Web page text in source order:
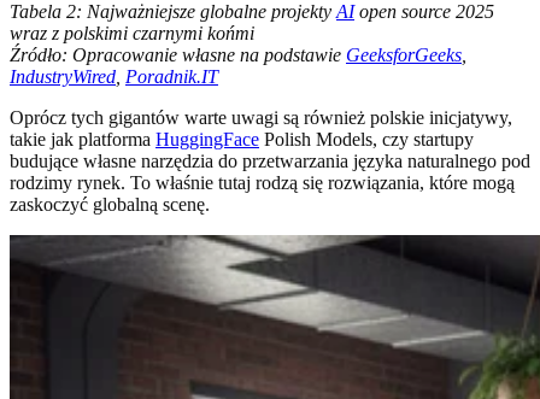
Tabela 2: Najważniejsze globalne projekty AIopen source 2025
wraz z polskimi czarnymi końmi
Źródło: Opracowanie własne na podstawie GeeksforGeeks
IndustryWired Poradnik.IT
Oprócz tych gigantów warte uwagi są również polskie inicjatywy,
takie jak platforma HuggingFace Polish Models, czy startupy
budujące własne narzędzia do przetwarzania języka naturalnego pod
rodzimy rynek. To właśnie tutaj rodzą się rozwiązania, które mogą
zaskoczyć globalną scenę.